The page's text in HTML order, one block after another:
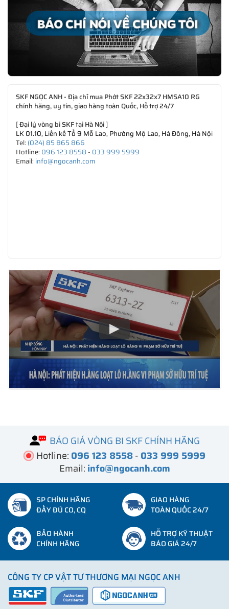
SKF NGỌC ANH - Địa chỉ mua Phớt SKF 22x32x7 HMSA10 RG
chính hãng, uy tín, giao hàng toàn Quốc, Hỗ trợ 24/7
[Đại lý vòng bi SKF tại Hà Nội]
LK 01.10, Liền kề Tổ 9 Mỗ Lao, Phường Mộ Lao, Hà Đông, Hà Nội
Tel: (024) 85 865 866
Hotline: 096 123 8558- 033 999 5999
Email: info@ngocanh.com
BÁO GIÁ VÒNG BI SKF CHÍNH HÃNG
Hotline: 096 123 8558- 033 999 5999
Email: info@ngocanh.com
SP CHÍNH HÃNG
ĐẦY ĐỦ CO, CQ
GIAO HÀNG
TOÀN QUỐC 24/7
BẢO HÀNH
CHÍNH HÃNG
HỖ TRỢ KỸ THUẬT
BÁO GIÁ 24/7
CÔNG TY CP VẬT TƯ THƯƠNG MẠI NGỌC ANH